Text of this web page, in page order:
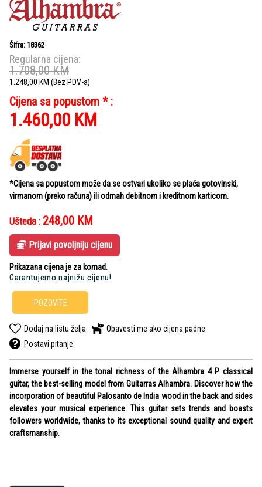
Šifra: 18362
Regularna cijena:
1.708,00KM
1.248,00 KM (Bez PDV-a)
Cijena sa popustom * :
1.460,00 KM
*Cijena sa popustom može da se ostvari ukoliko se plaća gotovinski,
virmanom (preko računa) ili odmah debitnom i kreditnom karticom.
Ušteda : 248,00 KM
Prijavi povoljniju cijenu
Prikazana cijena je za komad.
Garantujemo najnižu cijenu!
POZOVITE
Dodaj na listu želja
Obavesti me ako cijena padne
Postavi pitanje
Immerse yourself in the tonal richness of the Alhambra 4 P classical
guitar, the best-selling model from Guitarras Alhambra. Discover how the
incorporation of beautiful Palosanto de India wood in the back and sides
elevates your musical experience. This guitar sets trends and boasts
followers worldwide, thanks to its exceptional sound quality and expert
craftsmanship.